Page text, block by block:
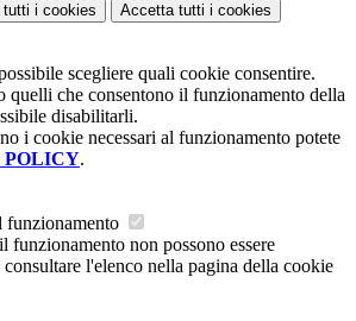
tutti i cookies Accetta tutti i cookies
scegliere quali cookie consentire.
quelli che consentono il funzionamento della
disabilitarli.
i cookie necessari al funzionamento potete
POLICY.
funzionamento
funzionamento non possono essere
l'elenco nella pagina della cookie